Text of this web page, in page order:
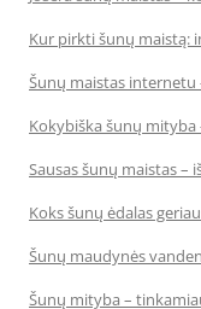
Kur pirkti šunų maistą:
Šunų maistas internetu
Kokybiška šunų
Sausas šunų maistas
Koks šunų ėdalas
Šunų maudynės
Šunų mityba –